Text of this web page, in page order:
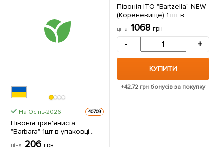
На Осінь-2026 40709
Півонія трав'яниста
"Barbara" 1шт в упаковці
(Кореневище)
ціна 206 грн
Півонія ІТО "Bartzella" NEW
(Кореневище) 1 шт в
упаковці
ціна 1068 грн
- +
КУПИТИ
+42.72грн бонусів за покупку